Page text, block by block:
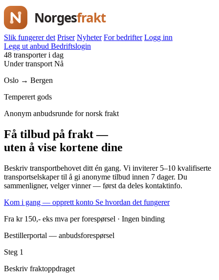
Slik fungerer det Priser Nyheter For bedrifter Logg inn
Legg ut anbud Bedriftslogin
48 transporter i dag
Under transport Nå
Oslo → Bergen
Temperert gods
Anonym anbudsrunde for norsk frakt
Få tilbud på frakt —
uten å vise kortene dine
Beskriv transportbehovet ditt én gang. Vi inviterer 5–10 kvalifiserte
transportselskaper til å gi anonyme tilbud innen 7 dager. Du
sammenligner, velger vinner — først da deles kontaktinfo.
Kom i gang — opprett konto Se hvordan det fungerer
Fra kr 150,- eks mva per forespørsel · Ingen binding
Bestillerportal — anbudsforespørsel
Steg 1
Beskriv fraktoppdraget